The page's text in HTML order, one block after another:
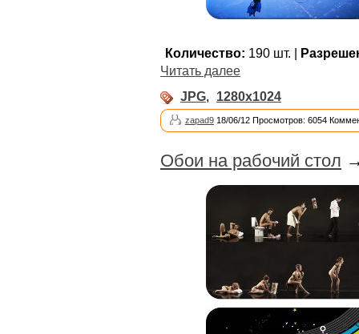
Количество: 190 шт. |
Читать далее
JPG, 1280x1024
zapad9 18/06/12 Просмотров: 6054
Обои на рабочий стол